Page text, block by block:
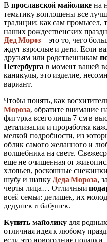
В ярославской майолике на
тематику воплощены все
традиции: как сам промысел,
наших рождественских
Дед Мороз – это то, чего
ждут взрослые и дети. Если
друзьям или родственникам
Петербурга в момент вашей
каникулы, это изделие,
вариант.
Чтобы понять, как
Мороза, обратите внимание
фигурка всего лишь 7 см в
детализация и проработка
мелкой подробности, из
облик самого желанного и
волшебника на свете.
еще не очищенная от
хлопьев, роскошные
шубу и шапку Деда Мороза,
черты лица… Отличный
всей семьи: детишек, их
дедушек и бабушек.
Купить майолику для
отличная идея к любому
если это новогодние